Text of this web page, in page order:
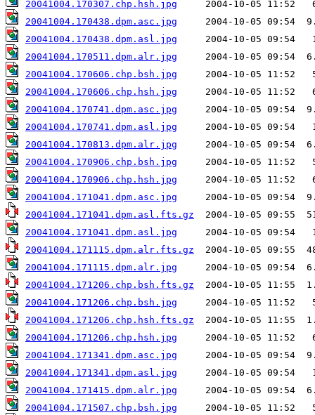
20041004.170307.chp.hsh.jpg
20041004.170438.dpm.asc.jpg
20041004.170438.dpm.asl.jpg
20041004.170511.dpm.alr.jpg
20041004.170606.chp.bsh.jpg
20041004.170606.chp.hsh.jpg
20041004.170741.dpm.asc.jpg
20041004.170741.dpm.asl.jpg
20041004.170813.dpm.alr.jpg
20041004.170906.chp.bsh.jpg
20041004.170906.chp.hsh.jpg
20041004.171041.dpm.asc.jpg
20041004.171041.dpm.asl.fts.gz
20041004.171041.dpm.asl.jpg
20041004.171115.dpm.alr.fts.gz
20041004.171115.dpm.alr.jpg
20041004.171206.chp.bsh.fts.gz
20041004.171206.chp.bsh.jpg
20041004.171206.chp.hsh.fts.gz
20041004.171206.chp.hsh.jpg
20041004.171341.dpm.asc.jpg
20041004.171341.dpm.asl.jpg
20041004.171415.dpm.alr.jpg
20041004.171507.chp.bsh.jpg